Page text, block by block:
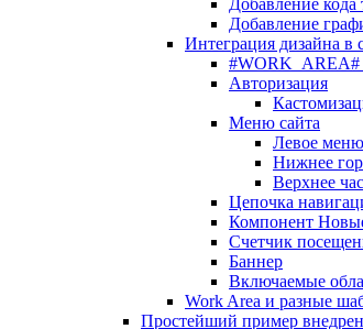
Добавление кода
Добавление
Интеграция дизайна в
#WORK_AREA#
Авторизация
Меню сайта
Левое меню
Нижнее
Верхнее
Цепочка
Компонент
Счетчик
Баннер
Включаемые
Work Area и разные
Простейший пример